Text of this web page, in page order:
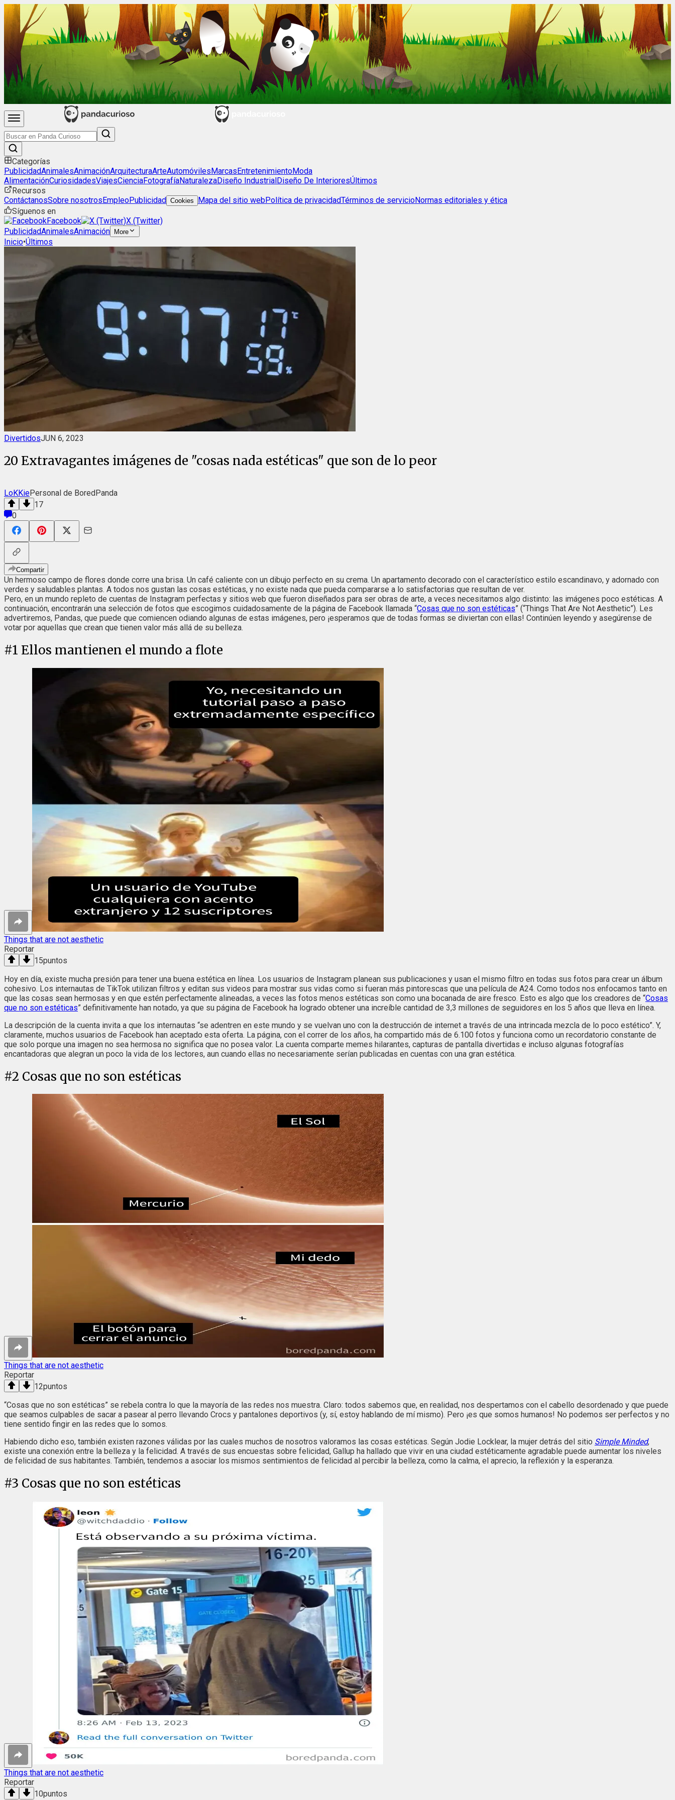
Categorías
PublicidadAnimalesAnimaciónArquitecturaArteAutomóvilesMarcasEntretenimientoModa
AlimentaciónCuriosidadesViajesCienciaFotografíaNaturalezaDiseño IndustrialDiseño De InterioresÚltimos
Recursos
ContáctanosSobre nosotrosEmpleoPublicidad Cookies Mapa del sitio webPolítica de privacidadTérminos de servicioNormas editoriales y ética
Síguenos en
Facebook
X (Twitter)
PublicidadAnimalesAnimación More
Inicio•Últimos
DivertidosJUN 6, 2023
20 Extravagantes imágenes de "cosas nada estéticas" que son de lo peor
LoKKiePersonal de BoredPanda
17
0
Compartir
Un hermoso campo de flores donde corre una brisa. Un café caliente con un dibujo perfecto en su crema. Un apartamento decorado con el característico estilo escandinavo, y adornado con
verdes y saludables plantas. A todos nos gustan las cosas estéticas, y no existe nada que pueda compararse a lo satisfactorias que resultan de ver.
Pero, en un mundo repleto de cuentas de Instagram perfectas y sitios web que fueron diseñados para ser obras de arte, a veces necesitamos algo distinto: las imágenes poco estéticas. A
continuación, encontrarán una selección de fotos que escogimos cuidadosamente de la página de Facebook llamada “Cosas que no son estéticas” (“Things That Are Not Aesthetic”). Les
advertiremos, Pandas, que puede que comiencen odiando algunas de estas imágenes, pero ¡esperamos que de todas formas se diviertan con ellas! Continúen leyendo y asegúrense de
votar por aquellas que crean que tienen valor más allá de su belleza.
#1 Ellos mantienen el mundo a flote
Things that are not aesthetic
Reportar
15puntos
Hoy en día, existe mucha presión para tener una buena estética en línea. Los usuarios de Instagram planean sus publicaciones y usan el mismo filtro en todas sus fotos para crear un álbum
cohesivo. Los internautas de TikTok utilizan filtros y editan sus videos para mostrar sus vidas como si fueran más pintorescas que una película de A24. Como todos nos enfocamos tanto en
que las cosas sean hermosas y en que estén perfectamente alineadas, a veces las fotos menos estéticas son como una bocanada de aire fresco. Esto es algo que los creadores de “Cosas
que no son estéticas” definitivamente han notado, ya que su página de Facebook ha logrado obtener una increíble cantidad de 3,3 millones de seguidores en los 5 años que lleva en línea.
La descripción de la cuenta invita a que los internautas “se adentren en este mundo y se vuelvan uno con la destrucción de internet a través de una intrincada mezcla de lo poco estético”. Y,
claramente, muchos usuarios de Facebook han aceptado esta oferta. La página, con el correr de los años, ha compartido más de 6.100 fotos y funciona como un recordatorio constante de
que solo porque una imagen no sea hermosa no significa que no posea valor. La cuenta comparte memes hilarantes, capturas de pantalla divertidas e incluso algunas fotografías
encantadoras que alegran un poco la vida de los lectores, aun cuando ellas no necesariamente serían publicadas en cuentas con una gran estética.
#2 Cosas que no son estéticas
Things that are not aesthetic
Reportar
12puntos
“Cosas que no son estéticas” se rebela contra lo que la mayoría de las redes nos muestra. Claro: todos sabemos que, en realidad, nos despertamos con el cabello desordenado y que puede
que seamos culpables de sacar a pasear al perro llevando Crocs y pantalones deportivos (y, sí, estoy hablando de mí mismo). Pero ¡es que somos humanos! No podemos ser perfectos y no
tiene sentido fingir en las redes que lo somos.
Habiendo dicho eso, también existen razones válidas por las cuales muchos de nosotros valoramos las cosas estéticas. Según Jodie Locklear, la mujer detrás del sitio Simple Minded,
existe una conexión entre la belleza y la felicidad. A través de sus encuestas sobre felicidad, Gallup ha hallado que vivir en una ciudad estéticamente agradable puede aumentar los niveles
de felicidad de sus habitantes. También, tendemos a asociar los mismos sentimientos de felicidad al percibir la belleza, como la calma, el aprecio, la reflexión y la esperanza.
#3 Cosas que no son estéticas
Things that are not aesthetic
Reportar
10puntos